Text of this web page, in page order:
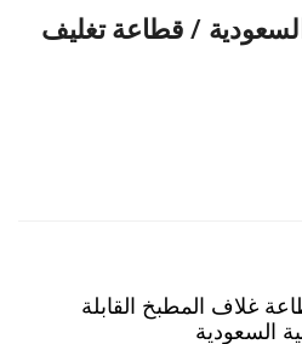
/ قطاعة تغليف
غلاف المطبخ القابلة
السعودية